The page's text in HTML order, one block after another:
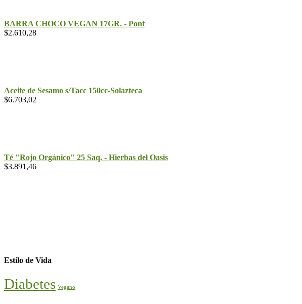
BARRA CHOCO VEGAN 17GR. - Pont
$2.610,28
Aceite de Sesamo s/Tacc 150cc-Solazteca
$6.703,02
Té "Rojo Orgánico" 25 Saq. - Hierbas del Oasis
$3.891,46
Estilo de Vida
Diabetes Vegano